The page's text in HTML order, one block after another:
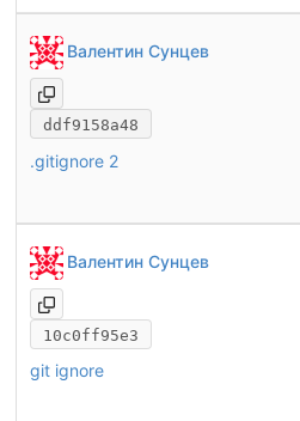
Валентин Сунцев
ddf9158a48
.gitignore 2
Валентин Сунцев
10c0ff95e3
git ignore